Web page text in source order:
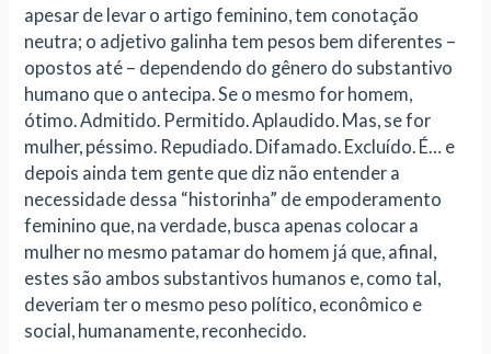
apesar de levar o artigo feminino, tem conotação
neutra; o adjetivo galinha tem pesos bem diferentes –
opostos até – dependendo do gênero do substantivo
humano que o antecipa. Se o mesmo for homem,
ótimo. Admitido. Permitido. Aplaudido. Mas, se for
mulher, péssimo. Repudiado. Difamado. Excluído. É… e
depois ainda tem gente que diz não entender a
necessidade dessa “historinha” de empoderamento
feminino que, na verdade, busca apenas colocar a
mulher no mesmo patamar do homem já que, afinal,
estes são ambos substantivos humanos e, como tal,
deveriam ter o mesmo peso político, econômico e
social, humanamente, reconhecido.